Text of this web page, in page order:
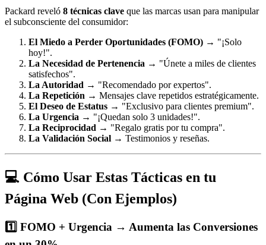
Packard reveló 8 técnicas clave que las marcas usan para manipular
el subconsciente del consumidor:
El Miedo a Perder Oportunidades (FOMO) → "¡Solo
hoy!".
La Necesidad de Pertenencia → "Únete a miles de clientes
satisfechos".
La Autoridad → "Recomendado por expertos".
La Repetición → Mensajes clave repetidos estratégicamente.
El Deseo de Estatus → "Exclusivo para clientes premium".
La Urgencia → "¡Quedan solo 3 unidades!".
La Reciprocidad → "Regalo gratis por tu compra".
La Validación Social → Testimonios y reseñas.
💻 Cómo Usar Estas Tácticas en tu
Página Web (Con Ejemplos)
1️⃣ FOMO + Urgencia → Aumenta las Conversiones